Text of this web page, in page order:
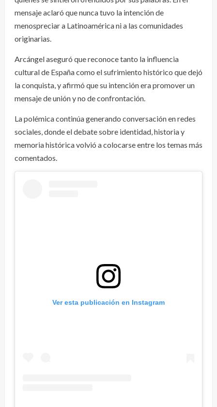
mensaje aclaró que nunca tuvo la intención de
menospreciar a Latinoamérica ni a las comunidades
originarias.
Arcángel aseguró que reconoce tanto la influencia
cultural de España como el sufrimiento histórico que dejó
la conquista, y afirmó que su intención era promover un
mensaje de unión y no de confrontación.
La polémica continúa generando conversación en redes
sociales, donde el debate sobre identidad, historia y
memoria histórica volvió a colocarse entre los temas más
comentados.
Ver esta publicación en Instagram